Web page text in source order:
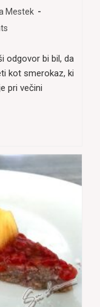
Mestek
odgovor bi bil, da
kot smerokaz, ki
pri večini